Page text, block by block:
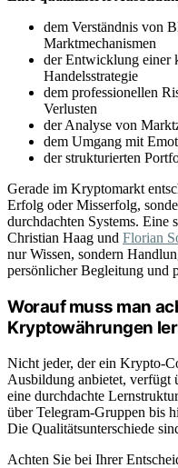
dem Verständnis von
Marktmechanismen
der Entwicklung einer
Handelsstrategie
dem professionellen
Verlusten
der Analyse von
dem Umgang mit
der strukturierten
Gerade im Kryptomarkt
Erfolg oder Misserfolg,
durchdachten Systems. Eine
Christian Haag und Florian
nur Wissen, sondern
persönlicher Begleitung und
Worauf muss man
Kryptowährungen
Nicht jeder, der ein Krypto-
Ausbildung anbietet, verfügt
eine durchdachte
über Telegram-Gruppen bis
Die Qualitätsunterschiede
Achten Sie bei Ihrer